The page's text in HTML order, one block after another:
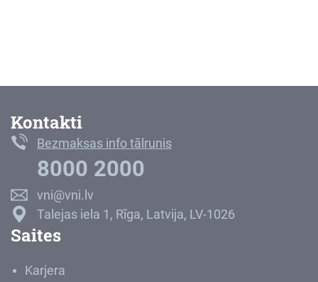
Kontakti
Bezmaksas info tālrunis
8000 2000
vni@vni.lv
Talejas iela 1, Rīga, Latvija, LV-1026
Saites
Karjera